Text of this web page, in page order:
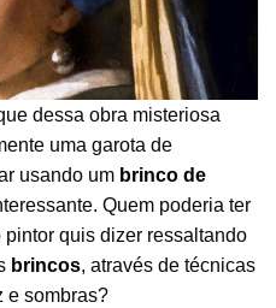
dessa obra misteriosa
uma garota de
usando um brinco de
Quem poderia ter
quis dizer ressaltando
brincos, através de técnicas
e sombras?